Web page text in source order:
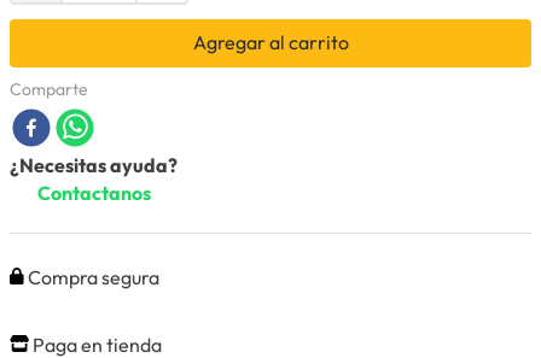
Agregar al carrito
Comparte
¿Necesitas ayuda?
Contactanos
Compra segura
Paga en tienda